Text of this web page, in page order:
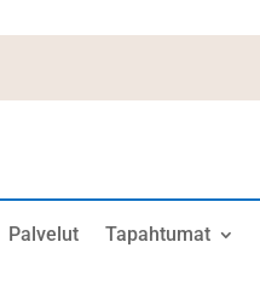
Palvelut Tapahtumat